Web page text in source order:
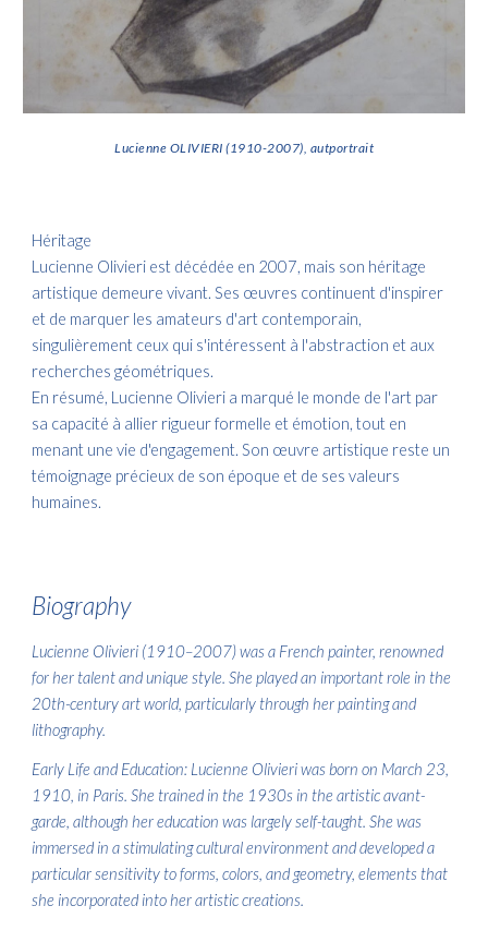
Lucienne OLIVIERI (1910-2007), autportrait
Héritage
Lucienne Olivieri est décédée en 2007, mais son héritage
artistique demeure vivant. Ses œuvres continuent d'inspirer
et de marquer les amateurs d'art contemporain,
singulièrement ceux qui s'intéressent à l'abstraction et aux
recherches géométriques.
En résumé, Lucienne Olivieri a marqué le monde de l'art par
sa capacité à allier rigueur formelle et émotion, tout en
menant une vie d'engagement. Son œuvre artistique reste un
témoignage précieux de son époque et de ses valeurs
humaines.
Biography
Lucienne Olivieri (1910–2007) was a French painter, renowned
for her talent and unique style. She played an important role in the
20th-century art world, particularly through her painting and
lithography.
Early Life and Education: Lucienne Olivieri was born on March 23,
1910, in Paris. She trained in the 1930s in the artistic avant-
garde, although her education was largely self-taught. She was
immersed in a stimulating cultural environment and developed a
particular sensitivity to forms, colors, and geometry, elements that
she incorporated into her artistic creations.